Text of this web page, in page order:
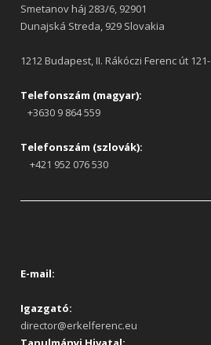
Smetanov háj 283/6, 92901
Dunajská Streda, 929 Slovakia
1212 Budapest, II. Rákóczi Ferenc út
Telefonszám (magyar):
+3630 9 864 559
Telefonszám (szlovák):
+421 952 076 530
E-mail:
Igazgató:
director@erkelferenc.eu